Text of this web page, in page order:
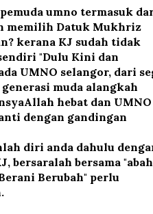
umno termasuk
memilih Datuk Mukhriz
kerana KJ sudah tidak
"Dulu Kini dan
UMNO selangor, dari
muda alangkah
hebat dan UMNO
dengan gandingan
diri anda dahulu
bersaralah bersama
Berubah" perlu